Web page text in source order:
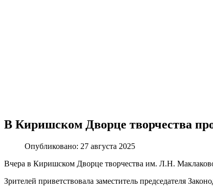
В Киришском Дворце творчества
Опубликовано: 27 августа 2025
Вчера в Киришском Дворце творчества им. Л.Н.
Зрителей приветствовала заместитель председателя